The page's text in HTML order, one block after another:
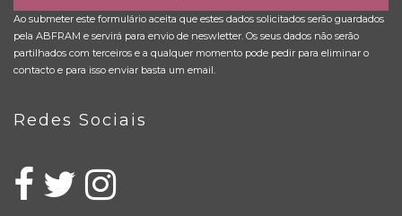
Ao submeter este formulário aceita que estes dados solicitados serão guardados
pela ABFRAM e servirá para envio de neswletter. Os seus dados não serão
partilhados com terceiros e a qualquer momento pode pedir para eliminar o
contacto e para isso enviar basta um email.
Redes Sociais